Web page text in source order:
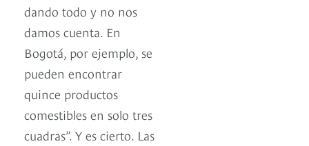
dando todo y no nos
damos cuenta. En
Bogotá, por ejemplo, se
pueden encontrar
quince productos
comestibles en solo tres
cuadras”. Y es cierto. Las